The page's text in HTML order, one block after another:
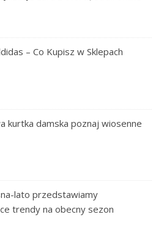
– Co Kupisz w Sklepach
kurtka damska poznaj wiosenne
lato przedstawiamy
trendy na obecny sezon